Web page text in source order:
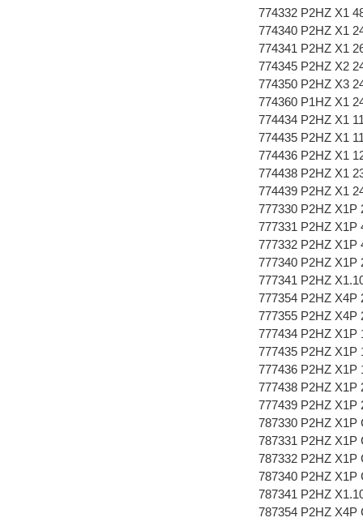
774332 P2HZ X1
774340 P2HZ X1
774341 P2HZ X1
774345 P2HZ X2
774350 P2HZ X3
774360 P1HZ X1
774434 P2HZ X1
774435 P2HZ X1
774436 P2HZ X1
774438 P2HZ X1
774439 P2HZ X1
777330 P2HZ X1P
777331 P2HZ X1P
777332 P2HZ X1P
777340 P2HZ X1P
777341 P2HZ
777354 P2HZ X4P
777355 P2HZ X4P
777434 P2HZ X1P
777435 P2HZ X1P
777436 P2HZ X1P
777438 P2HZ X1P
777439 P2HZ X1P
787330 P2HZ X1P
787331 P2HZ X1P
787332 P2HZ X1P
787340 P2HZ X1P
787341 P2HZ
787354 P2HZ X4P